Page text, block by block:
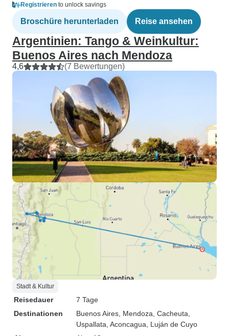
Registrieren to unlock savings
Broschüre herunterladen Reise ansehen
Argentinien: Tango & Weinkultur:
Buenos Aires nach Mendoza
4,6 (7 Bewertungen)
Stadt & Kultur
Reisedauer
7 Tage
Destinationen
Buenos Aires , Mendoza , Cacheuta
Uspallata , Aconcagua , Luján de Cuyo